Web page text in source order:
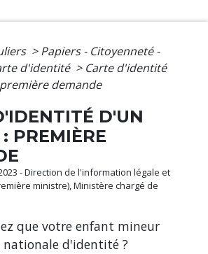
> Papiers - Citoyenneté -
d'identité > Carte d'identité
demande
D'UN
PREMIÈRE
- Direction de l'information légale et
ministre), Ministère chargé de
que votre enfant mineur
d'identité ?